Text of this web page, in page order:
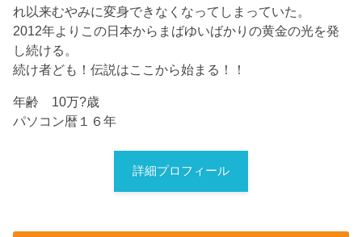
れ以来むやみに変身できなくなってしまっていた。
2012年よりこの日本からまばゆいばかりの黄金の光を発
し続ける。
続け者ども！伝説はここから始まる！！
年齢 10万?歳
パソコン暦１６年
詳細プロフィール